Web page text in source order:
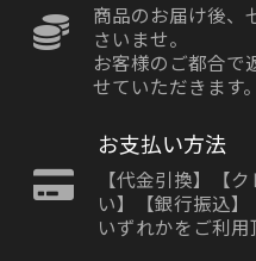
商品のお届け後、
さいませ。
お客様のご都合で
せていただきます。
お支払い方法
【代金引換】【
い】【銀行振込
いずれかをご利用